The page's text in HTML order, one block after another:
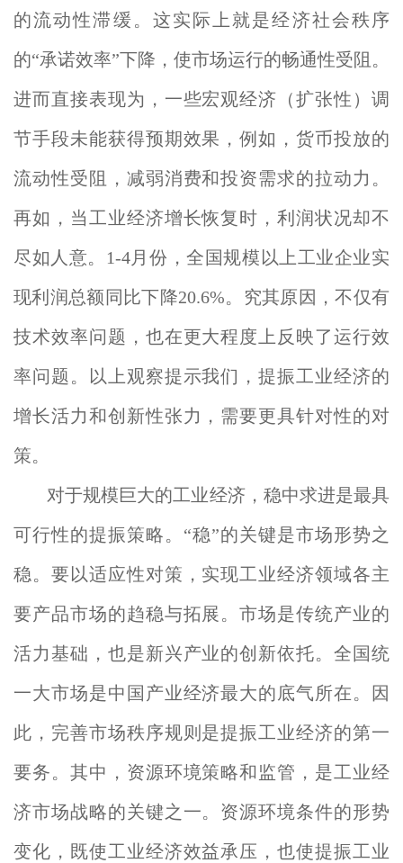
的流动性滞缓。这实际上就是经济社会秩序
的“承诺效率”下降，使市场运行的畅通性受阻。
进而直接表现为，一些宏观经济（扩张性）调
节手段未能获得预期效果，例如，货币投放的
流动性受阻，减弱消费和投资需求的拉动力。
再如，当工业经济增长恢复时，利润状况却不
尽如人意。1-4月份，全国规模以上工业企业实
现利润总额同比下降20.6%。究其原因，不仅有
技术效率问题，也在更大程度上反映了运行效
率问题。以上观察提示我们，提振工业经济的
增长活力和创新性张力，需要更具针对性的对
策。
对于规模巨大的工业经济，稳中求进是最具
可行性的提振策略。“稳”的关键是市场形势之
稳。要以适应性对策，实现工业经济领域各主
要产品市场的趋稳与拓展。市场是传统产业的
活力基础，也是新兴产业的创新依托。全国统
一大市场是中国产业经济最大的底气所在。因
此，完善市场秩序规则是提振工业经济的第一
要务。其中，资源环境策略和监管，是工业经
济市场战略的关键之一。资源环境条件的形势
变化，既使工业经济效益承压，也使提振工业